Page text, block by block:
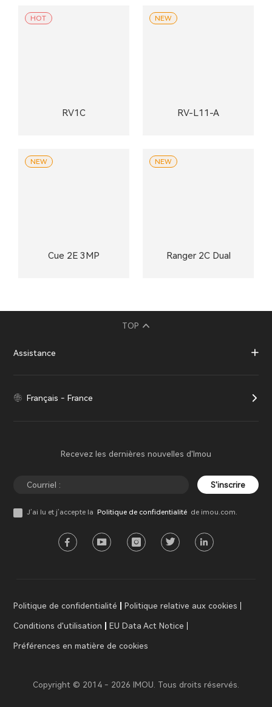
RV1C
HOT
RV-L11-A
NEW
Cue 2E 3MP
NEW
Ranger 2C Dual
NEW
TOP
Assistance
Français - France
Recevez les dernières nouvelles d'Imou
S'inscrire
J’ai lu et j’accepte la Politique de confidentialité de imou.com.
Politique de confidentialité Politique relative aux cookies
Conditions d'utilisation EU Data Act Notice
Préférences en matière de cookies
Copyright © 2014 - 2026 IMOU. Tous droits réservés.